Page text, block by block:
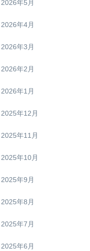
2026年5月
2026年4月
2026年3月
2026年2月
2026年1月
2025年12月
2025年11月
2025年10月
2025年9月
2025年8月
2025年7月
2025年6月